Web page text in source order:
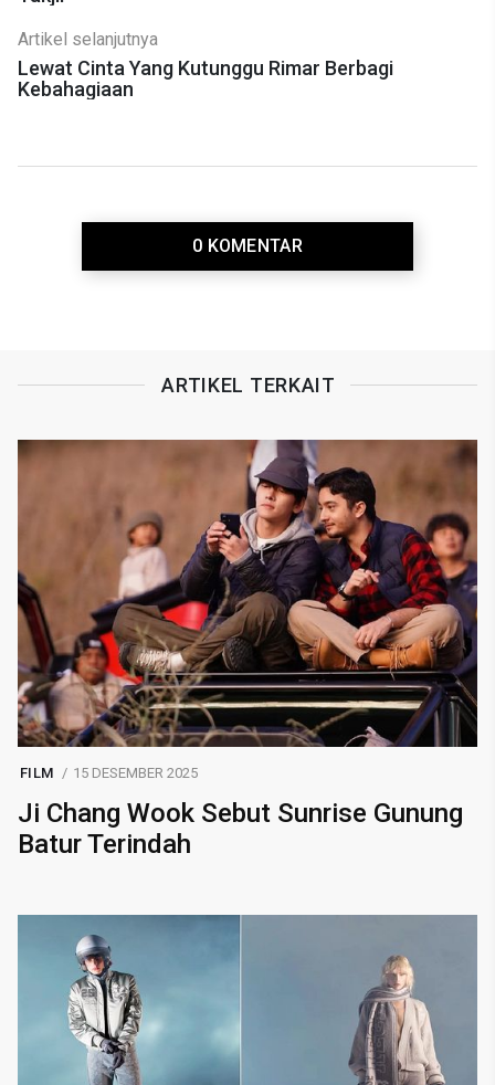
Artikel selanjutnya
Lewat Cinta Yang Kutunggu Rimar Berbagi
Kebahagiaan
0 KOMENTAR
ARTIKEL TERKAIT
FILM 15 DESEMBER 2025
Ji Chang Wook Sebut Sunrise Gunung
Batur Terindah